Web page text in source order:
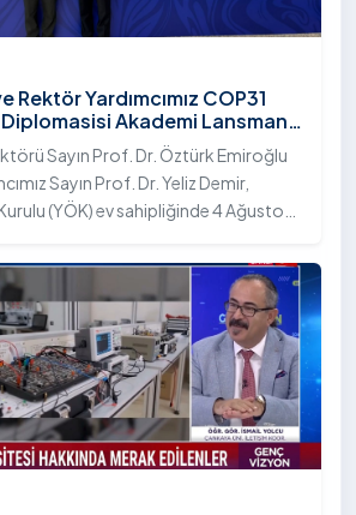
Rektör Yardımcımız COP31
Akademi Lansmanı
Sayın Prof. Dr. Öztürk Emiroğlu
Sayın Prof. Dr. Yeliz Demir,
(YÖK) ev sahipliğinde 4 Ağustos
Akademi Lansmanı” programına